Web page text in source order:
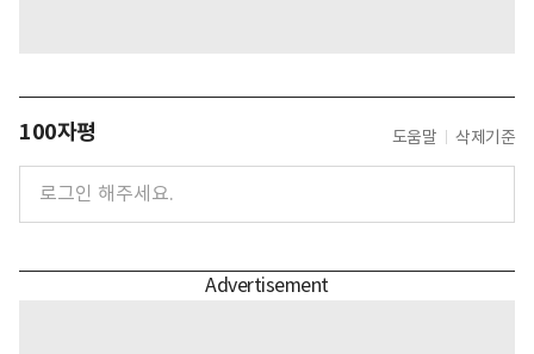
100자평 도움말 삭제기준